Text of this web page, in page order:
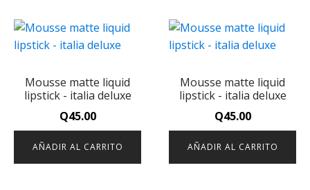
Mousse matte liquid
lipstick - italia deluxe
Q45.00
AÑADIR AL CARRITO
Mousse matte liquid
lipstick - italia deluxe
Q45.00
AÑADIR AL CARRITO
CORRECTOR BARRA 15
Q25.00 + ADD